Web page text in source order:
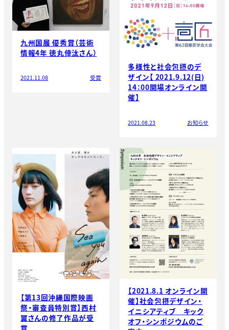
九州国展 優秀賞（芸術
情報4年 徳丸倖汰さん）
2021.11.08 受賞
多様性と社会包摂のデ
ザイン【 2021.9.12(日)
14：00開場オンライン開
催】
2021.08.23 お知らせ
【第13回沖縄国際映画
祭・審査員特別賞】西村
翼さんの修了作品が受
賞
【2021.8.1 オンライン開
催】社会包摂デザイン・
イニシアティブ キック
オフ・シンポジウムのご